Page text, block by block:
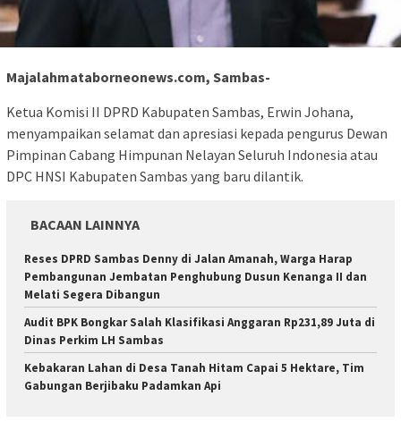
Majalahmataborneonews.com, Sambas-
Ketua Komisi II DPRD Kabupaten Sambas, Erwin Johana,
menyampaikan selamat dan apresiasi kepada pengurus Dewan
Pimpinan Cabang Himpunan Nelayan Seluruh Indonesia atau
DPC HNSI Kabupaten Sambas yang baru dilantik.
BACAAN LAINNYA
Reses DPRD Sambas Denny di Jalan Amanah, Warga Harap
Pembangunan Jembatan Penghubung Dusun Kenanga II dan
Melati Segera Dibangun
Audit BPK Bongkar Salah Klasifikasi Anggaran Rp231,89 Juta di
Dinas Perkim LH Sambas
Kebakaran Lahan di Desa Tanah Hitam Capai 5 Hektare, Tim
Gabungan Berjibaku Padamkan Api